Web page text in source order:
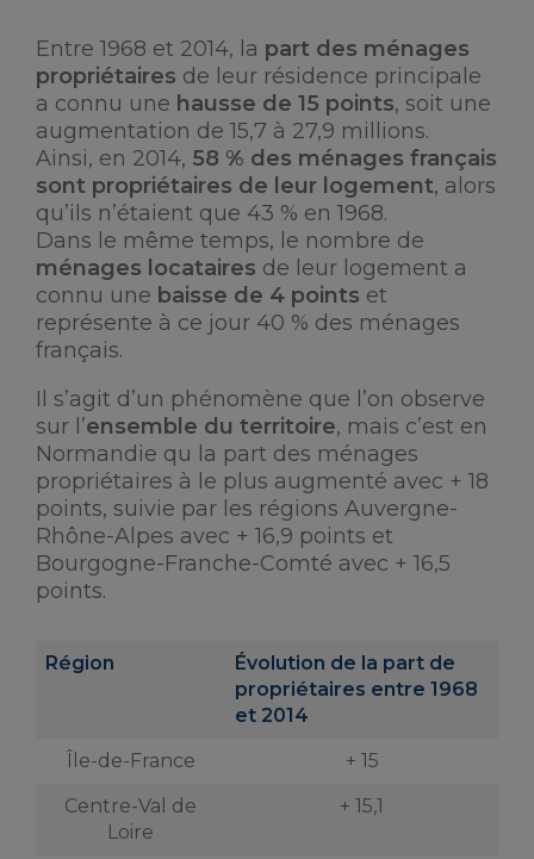
Entre 1968 et 2014, la part des ménages
propriétaires de leur résidence principale
a connu une hausse de 15 points, soit une
augmentation de 15,7 à 27,9 millions.
Ainsi, en 2014, 58 % des ménages français
sont propriétaires de leur logement, alors
qu’ils n’étaient que 43 % en 1968.
Dans le même temps, le nombre de
ménages locataires de leur logement a
connu une baisse de 4 points et
représente à ce jour 40 % des ménages
français.
Il s’agit d’un phénomène que l’on observe
sur l’ensemble du territoire, mais c’est en
Normandie qu la part des ménages
propriétaires à le plus augmenté avec + 18
points, suivie par les régions Auvergne-
Rhône-Alpes avec + 16,9 points et
Bourgogne-Franche-Comté avec + 16,5
points.
Région
Évolution de la part de
propriétaires entre 1968
et 2014
Île-de-France
+ 15
Centre-Val de
Loire
+ 15,1